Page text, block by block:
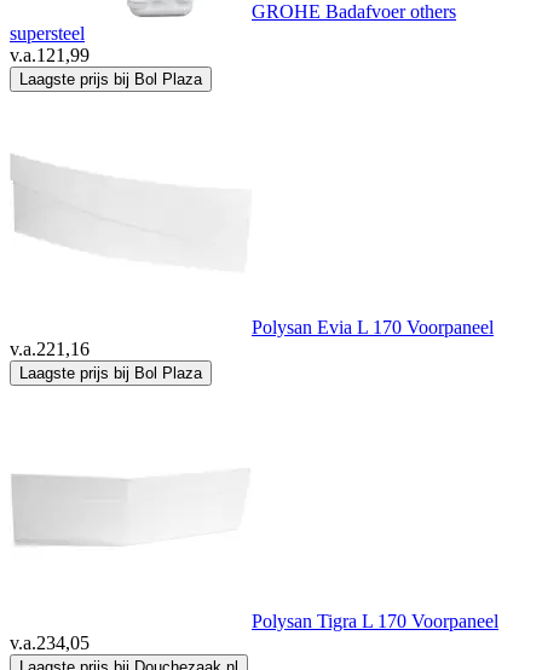
GROHE Badafvoer others
supersteel
v.a.121,99
Laagste prijs bij Bol Plaza
Polysan Evia L 170 Voorpaneel
v.a.221,16
Laagste prijs bij Bol Plaza
Polysan Tigra L 170 Voorpaneel
v.a.234,05